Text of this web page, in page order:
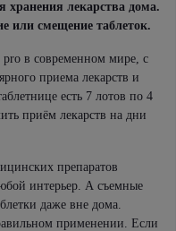
хранения лекарства дома.
или смещение таблеток.
pro в современном мире, с
приема лекарств и
есть 7 лотов по 4
приём лекарств на дни
препаратов
интерьер. А съемные
даже вне дома.
применении. Если